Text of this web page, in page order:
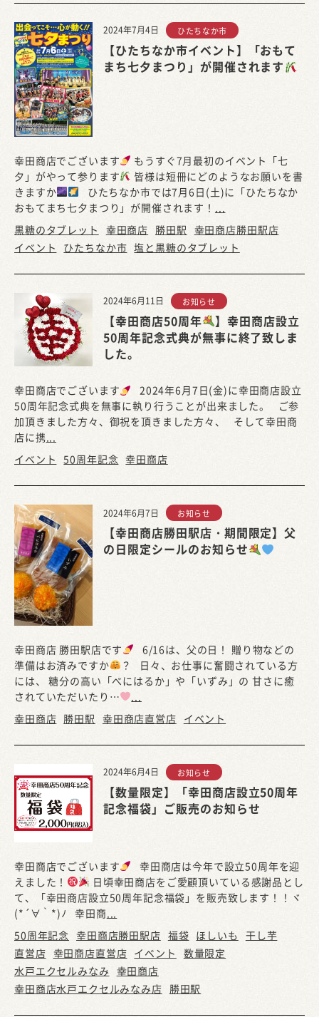
2024年7月4日 ひたちなか市
【ひたちなか市イベント】「おもて
まち七夕まつり」が開催されます
幸田商店でございます
もうすぐ7月最初のイベント「七
夕」がやって参ります
皆様は短冊にどのようなお願いを書
きますか
ひたちなか市では7月6日(土)に「ひたちなか
おもてまち七夕まつり」が開催されます！
黒糖のタブレット
幸田商店 勝田駅 幸田商店勝田駅店
イベント
ひたちなか市 塩と黒糖のタブレット
2024年6月11日 お知らせ
【幸田商店50周年
】幸田商店設立
50周年記念式典が無事に終了致しま
した。
幸田商店でございます
2024年6月7日(金)に幸田商店設立
50周年記念式典を無事に執り行うことが出来ました。 ご参
加頂きました方々、御祝を頂きました方々、 そして幸田商
店に携...
イベント
50周年記念 幸田商店
2024年6月7日 お知らせ
【幸田商店勝田駅店・期間限定】父
の日限定シールのお知らせ
幸田商店 勝田駅店です
6/16は、父の日！ 贈り物などの
準備はお済みですか
？ 日々、お仕事に奮闘されている方
には、 糖分の高い「べにはるか」や「いずみ」の 甘さに癒
されていただいたり…
幸田商店 勝田駅 幸田商店直営店 イベント
2024年6月4日 お知らせ
【数量限定】「幸田商店設立50周年
記念福袋」ご販売のお知らせ
幸田商店でございます
幸田商店は今年で設立50周年を迎
えました！
日頃幸田商店をご愛顧頂いている感謝品とし
て、「幸田商店設立50周年記念福袋」を販売致します！！ヾ
(*´∀｀*)ﾉ 幸田商
50周年記念 幸田商店勝田駅店 福袋 ほしいも
干し芋
直営店 幸田商店直営店 イベント
数量限定
水戸エクセルみなみ 幸田商店
幸田商店水戸エクセルみなみ店 勝田駅